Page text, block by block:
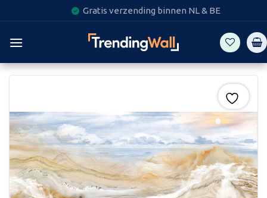
to
content
Gratis verzending binnen NL & BE